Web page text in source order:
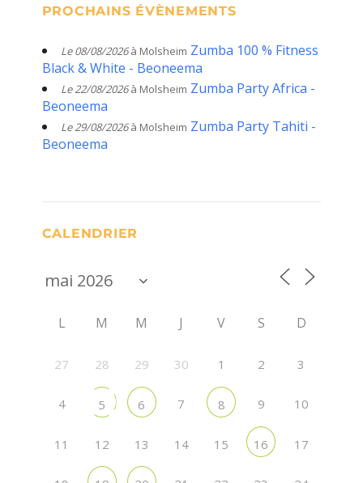
PROCHAINS ÉVÈNEMENTS
Le 08/08/2026à Molsheim Zumba 100 % Fitness
Black & White - Beoneema
Le 22/08/2026à Molsheim Zumba Party Africa -
Beoneema
Le 29/08/2026à Molsheim Zumba Party Tahiti -
Beoneema
CALENDRIER
L M M J V S D
27 28 29 30 1 2 3
4 5 6 7 8 9 10
11 12 13 14 15 16 17